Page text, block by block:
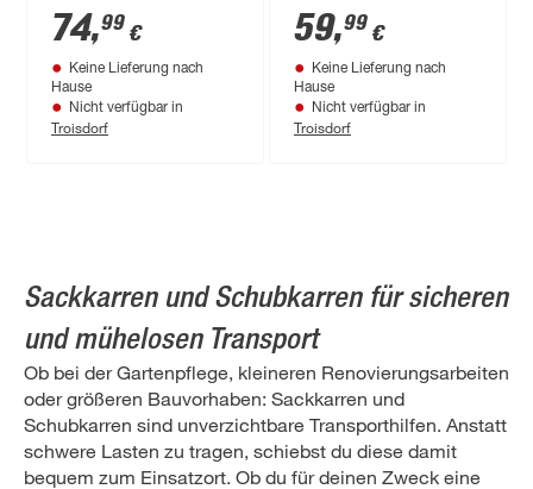
74,99 €
Keine Lieferung nach
Hause
Nicht verfügbar in
Troisdorf
59,99 €
Keine Lieferung nach
Hause
Nicht verfügbar in
Troisdorf
Sackkarren und Schubkarren für sicheren
und mühelosen Transport
Ob bei der Gartenpflege, kleineren Renovierungsarbeiten
oder größeren Bauvorhaben: Sackkarren und
Schubkarren sind unverzichtbare Transporthilfen. Anstatt
schwere Lasten zu tragen, schiebst du diese damit
bequem zum Einsatzort. Ob du für deinen Zweck eine